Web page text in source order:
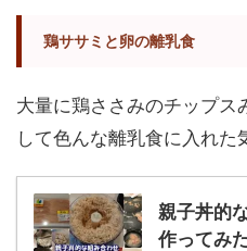
鶏ササミと卵の離乳食
大量に鶏ささみのチップス
して色んな離乳食に入れた
親子丼的
作ってみ